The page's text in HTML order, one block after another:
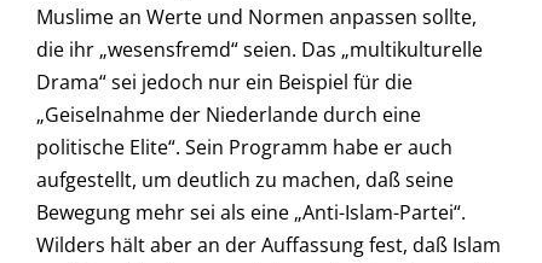
Muslime an Werte und Normen anpassen sollte,
die ihr „wesensfremd“ seien. Das „multikulturelle
Drama“ sei jedoch nur ein Beispiel für die
„Geiselnahme der Niederlande durch eine
politische Elite“. Sein Programm habe er auch
aufgestellt, um deutlich zu machen, daß seine
Bewegung mehr sei als eine „Anti-Islam-Partei“.
Wilders hält aber an der Auffassung fest, daß Islam